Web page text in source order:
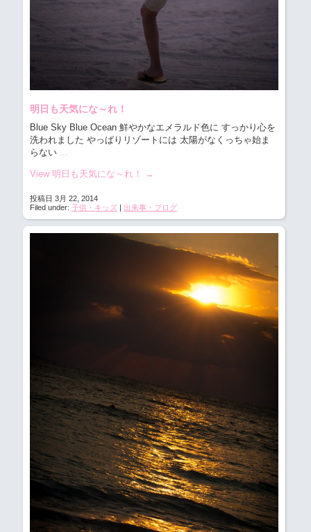
明日も天気にな～れ！
Blue Sky Blue Ocean 鮮やかなエメラルド色に すっかり心を
洗われました やっぱりリゾートには 太陽がなくっちゃ始ま
らない ...
View 明日も天気にな～れ！ →
投稿日 3月 22, 2014
Filed under: 子供・キッズ| 出来事・ブログ